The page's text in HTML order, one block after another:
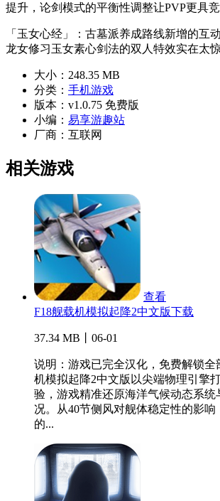
提升，论剑模式的平衡性调整让PVP更具
「玉女心经」：古墓派养成路线新增的互
龙女修习玉女素心剑法的双人特效实在太
大小： 248.35 MB
分类： 手机游戏
版本： v1.0.75 免费版
小编： 易享游趣站
厂商： 互联网
相关游戏
查看
F18舰载机模拟起降2中文版下载
37.34 MB丨06-01
说明：游戏已完全汉化，免费解锁全
机模拟起降2中文版以尖端物理引擎
验，游戏精准还原海洋气候动态系统
况。从40节侧风对舰体稳定性的影响
的...